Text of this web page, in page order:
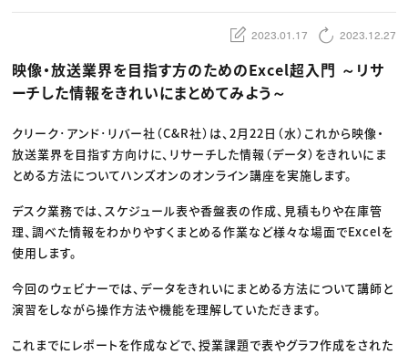
デザイン
編集・ライティング
マーケティング
ディレクション
業界解説・キャリア事情
TOP Creator’s コラム
Webクリエイター
アプリクリエイター
ゲームクリエイター
映像クリエイター
クリエイターインタビュー
C＆R Magazine
セミナー
ニュース・トレンド トップ
Web
映像
ゲーム・エンタメ
出版
CREATIVE VILLAGEからのお知らせ
2023.01.17 2023.12.27
映像・放送業界を目指す方のためのExcel超入門 ～リサ
ーチした情報をきれいにまとめてみよう～
クリーク･アンド･リバー社（C&R社）は、2月22日（水）これから映像・
放送業界を目指す方向けに、リサーチした情報（データ）をきれいにま
とめる方法についてハンズオンのオンライン講座を実施します。
デスク業務では、スケジュール表や香盤表の作成、見積もりや在庫管
理、調べた情報をわかりやすくまとめる作業など様々な場面でExcelを
使用します。
今回のウェビナーでは、データをきれいにまとめる方法について講師と
演習をしながら操作方法や機能を理解していただきます。
これまでにレポートを作成などで、授業課題で表やグラフ作成をされた